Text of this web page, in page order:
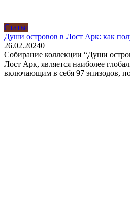
Статьи
Души островов в Лост Арк: как
26.02.20240
Собирание коллекции “Души
Лост Арк, является наиболее
включающим в себя 97 эпизодов,